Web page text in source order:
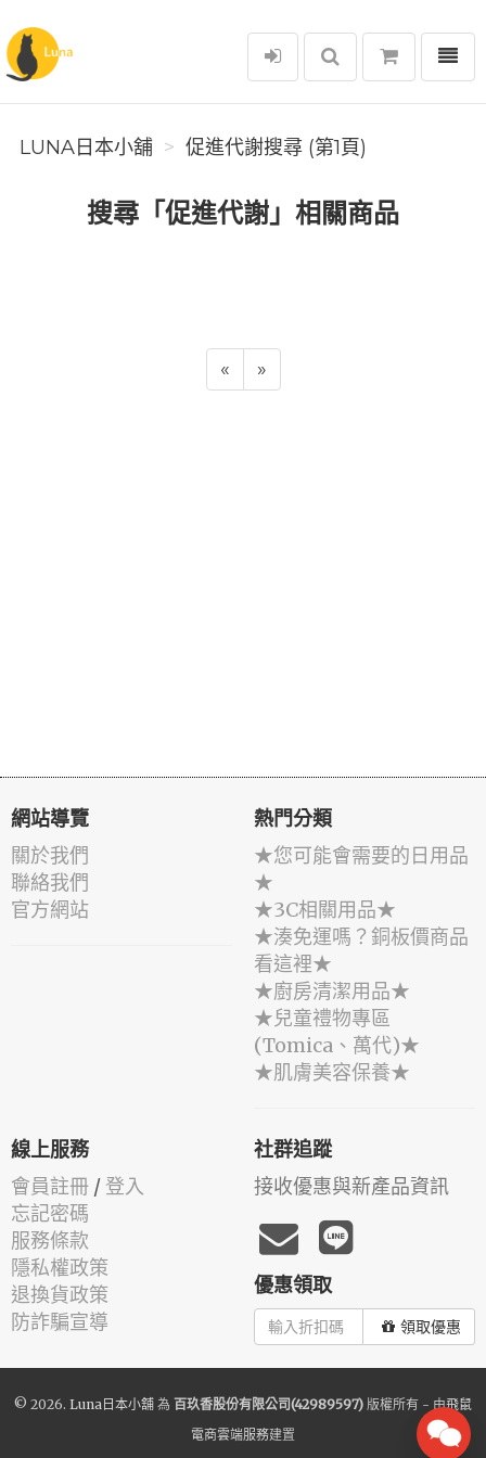
Luna日本小舖
選單
LUNA日本小舖 促進代謝搜尋 (第1頁)
搜尋「促進代謝」相關商品
« »
網站導覽
關於我們
聯絡我們
官方網站
熱門分類
★您可能會需要的日用品
★
★3C相關用品★
★湊免運嗎？銅板價商品
看這裡★
★廚房清潔用品★
★兒童禮物專區
(Tomica、萬代)★
★肌膚美容保養★
線上服務
會員註冊 / 登入
忘記密碼
服務條款
隱私權政策
退換貨政策
防詐騙宣導
社群追蹤
接收優惠與新產品資訊
優惠領取
領取優惠
© 2026. Luna日本小舖 為 百玖香股份有限公司(42989597) 版權所有 - 由飛鼠
電商雲端服務建置